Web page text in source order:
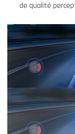
de qualité